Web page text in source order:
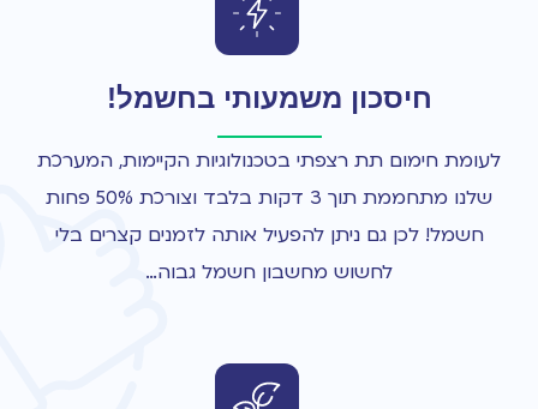
חיסכון משמעותי בחשמל!
לעומת חימום תת רצפתי בטכנולוגיות הקיימות, המערכת
שלנו מתחממת תוך 3 דקות בלבד וצורכת 50% פחות
חשמל! לכן גם ניתן להפעיל אותה לזמנים קצרים בלי
לחשוש מחשבון חשמל גבוה…